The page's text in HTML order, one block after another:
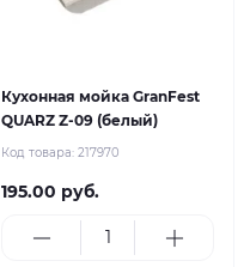
Кухонная мойка GranFest
QUARZ Z-09 (белый)
Код товара: 217970
195.00 руб.